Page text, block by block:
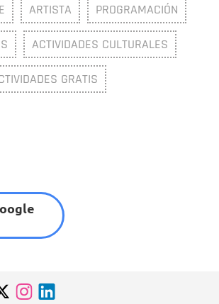
ARTISTA PROGRAMACIÓN
ACTIVIDADES CULTURALES
GRATIS